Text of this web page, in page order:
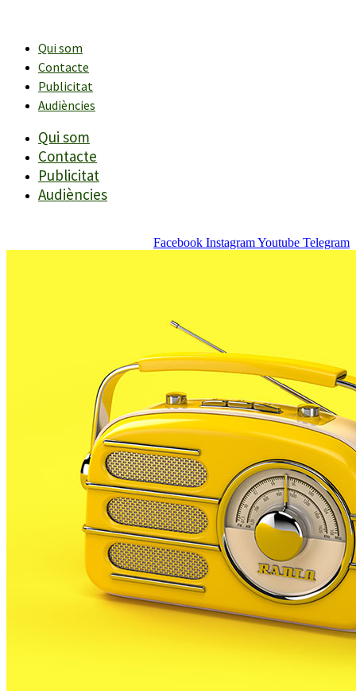
contingutQui som
Contacte
Publicitat
Audiències
Qui som
Contacte
Publicitat
Audiències
Facebook InstagramYoutube Telegram